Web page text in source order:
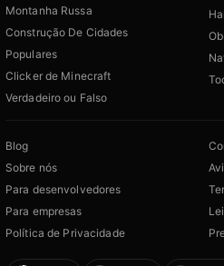
Montanha Russa
Construção De Cidades
Populares
Clicker de Minecraft
Verdadeiro ou Falso
Blog
Sobre nós
Para desenvolvedores
Para empresas
Política de Privacidade